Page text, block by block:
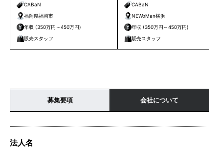
CABaN
福岡県福岡市
年収 (350万円～450万円)
販売スタッフ
CABaN
NEWoMan横浜
年収 (350万円～450万円)
販売スタッフ
募集要項 会社について
法人名